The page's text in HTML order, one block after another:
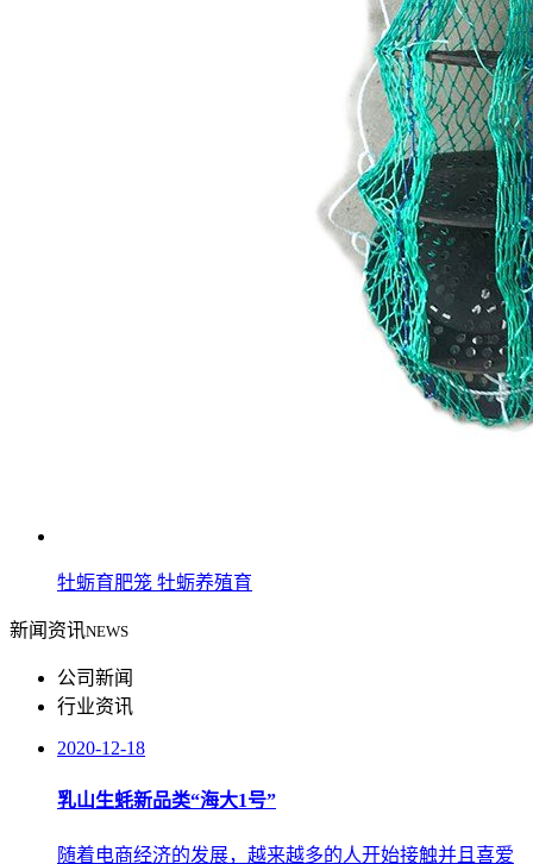
牡蛎育肥笼 牡蛎养殖育
新闻资讯NEWS
公司新闻
行业资讯
2020-12-18
乳山生蚝新品类“海大1号”
随着电商经济的发展，越来越多的人开始接触并且喜爱